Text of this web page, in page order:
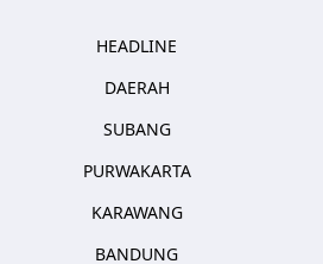
HEADLINE
DAERAH
SUBANG
PURWAKARTA
KARAWANG
BANDUNG